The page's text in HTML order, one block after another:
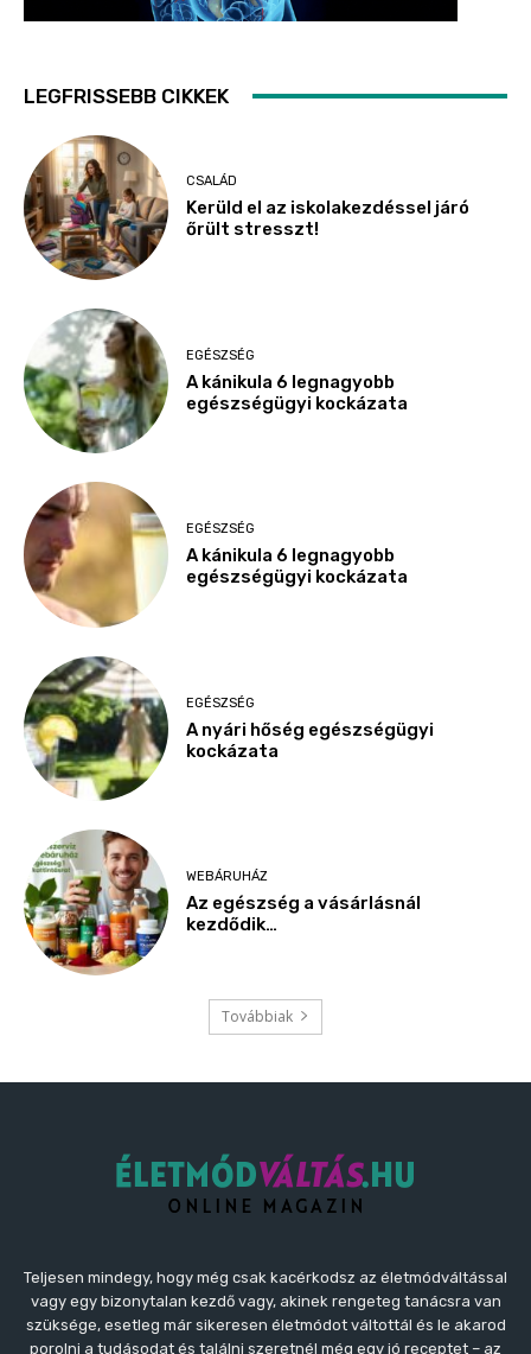
Teljesen mindegy, hogy még csak kacérkodsz az életmódváltással
vagy egy bizonytalan kezdő vagy, akinek rengeteg tanácsra van
szüksége, esetleg már sikeresen életmódot váltottál és le akarod
porolni a tudásodat és találni szeretnél még egy jó receptet – az